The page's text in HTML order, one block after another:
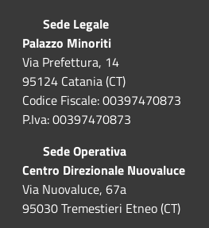
Sede Legale
Palazzo Minoriti
Via Prefettura, 14
95124 Catania (CT)
Codice Fiscale: 00397470873
P.Iva: 00397470873
Sede Operativa
Centro Direzionale Nuovaluce
Via Nuovaluce, 67a
95030 Tremestieri Etneo (CT)